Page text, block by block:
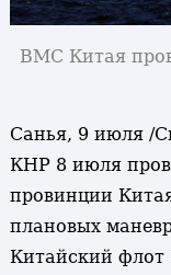
ВМС Китая
Санья, 9 июля /
КНР 8 июля
провинции
плановых
Китайский